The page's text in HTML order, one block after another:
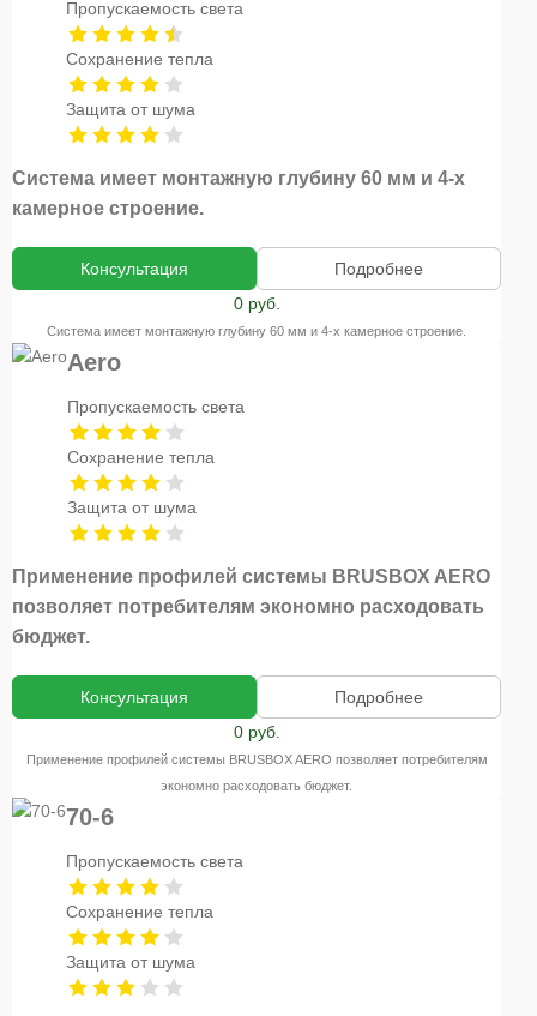
Пропускаемость света
Сохранение тепла
Защита от шума
Система имеет монтажную глубину 60 мм и 4-х
камерное строение.
Консультация
Подробнее
0 руб.
Система имеет монтажную глубину 60 мм и 4-х камерное строение.
Aero
Пропускаемость света
Сохранение тепла
Защита от шума
Применение профилей системы BRUSBOX AERO
позволяет потребителям экономно расходовать
бюджет.
Консультация
Подробнее
0 руб.
Применение профилей системы BRUSBOX AERO позволяет потребителям
экономно расходовать бюджет.
70-6
Пропускаемость света
Сохранение тепла
Защита от шума